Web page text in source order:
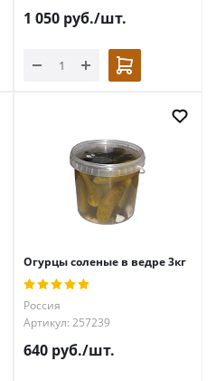
1 050 руб./шт.
Огурцы соленые в ведре 3кг
Россия
Артикул: 257239
640 руб./шт.